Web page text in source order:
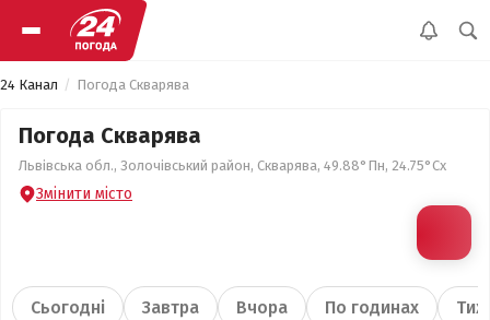
24 Канал Погода Скварява
Погода Скварява
Львівська обл., Золочівський район, Скварява, 49.88°Пн, 24.75°Сх
Змінити місто
Сьогодні Завтра Вчора По годинах